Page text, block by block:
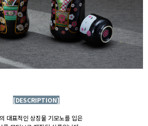
[DESCRIPTION]
대표적인 상징물 기모노를 입은